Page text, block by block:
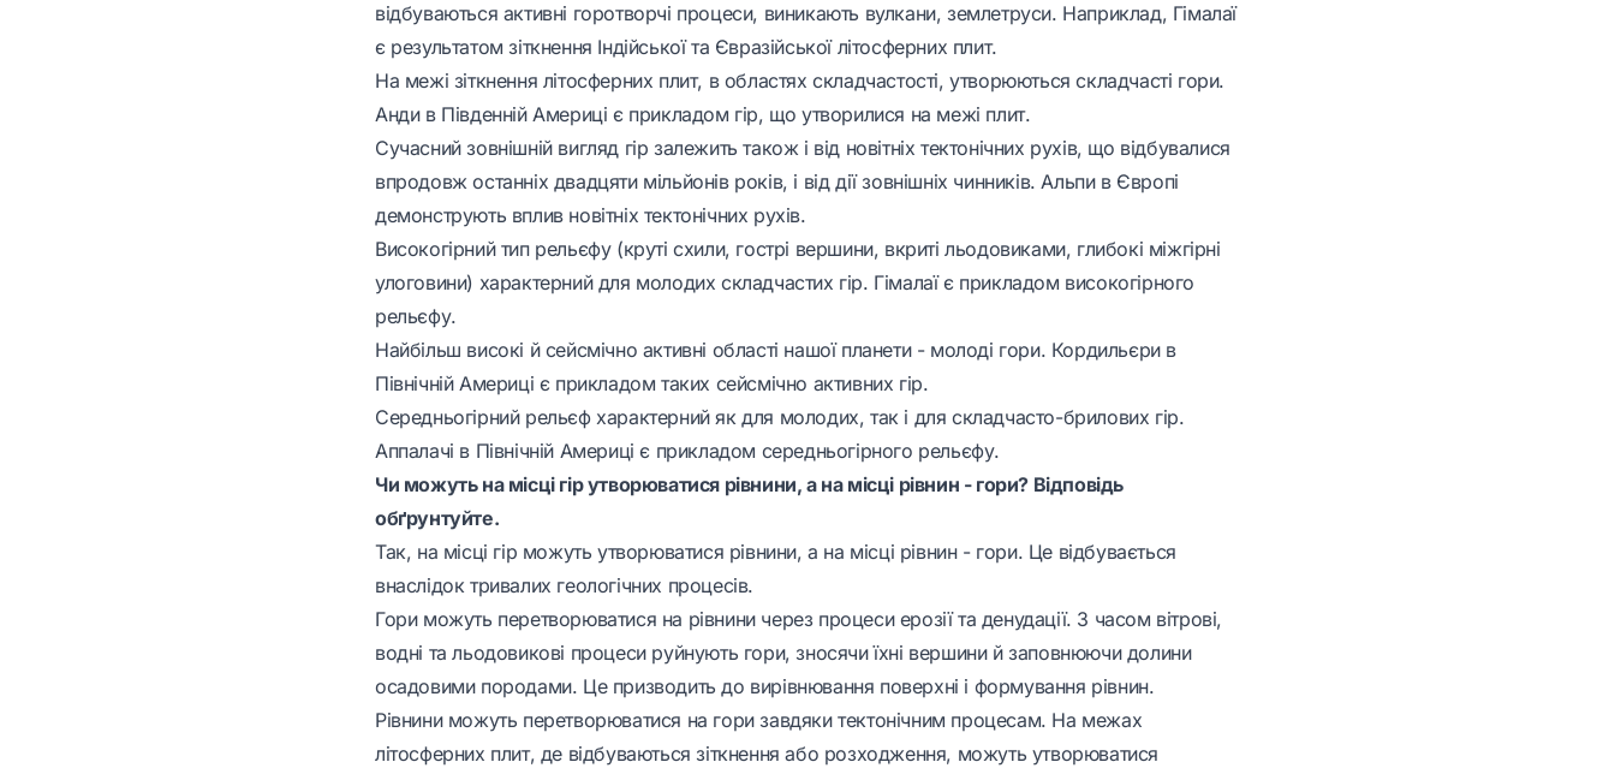
відбуваються активні горотворчі процеси, виникають вулкани, землетруси. Наприклад, Гімалаї
є результатом зіткнення Індійської та Євразійської літосферних плит.
На межі зіткнення літосферних плит, в областях складчастості, утворюються складчасті гори.
Анди в Південній Америці є прикладом гір, що утворилися на межі плит.
Сучасний зовнішній вигляд гір залежить також і від новітніх тектонічних рухів, що відбувалися
впродовж останніх двадцяти мільйонів років, і від дії зовнішніх чинників. Альпи в Європі
демонструють вплив новітніх тектонічних рухів.
Високогірний тип рельєфу (круті схили, гострі вершини, вкриті льодовиками, глибокі міжгірні
улоговини) характерний для молодих складчастих гір. Гімалаї є прикладом високогірного
рельєфу.
Найбільш високі й сейсмічно активні області нашої планети - молоді гори. Кордильєри в
Північній Америці є прикладом таких сейсмічно активних гір.
Середньогірний рельєф характерний як для молодих, так і для складчасто-брилових гір.
Аппалачі в Північній Америці є прикладом середньогірного рельєфу.
Чи можуть на місці гір утворюватися рівнини, а на місці рівнин - гори? Відповідь
обґрунтуйте.
Так, на місці гір можуть утворюватися рівнини, а на місці рівнин - гори. Це відбувається
внаслідок тривалих геологічних процесів.
Гори можуть перетворюватися на рівнини через процеси ерозії та денудації. З часом вітрові,
водні та льодовикові процеси руйнують гори, зносячи їхні вершини й заповнюючи долини
осадовими породами. Це призводить до вирівнювання поверхні і формування рівнин.
Рівнини можуть перетворюватися на гори завдяки тектонічним процесам. На межах
літосферних плит, де відбуваються зіткнення або розходження, можуть утворюватися